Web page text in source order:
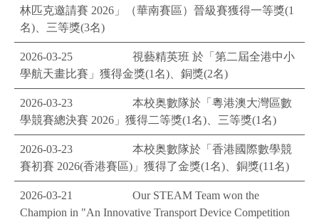
林匹克邀請賽 2026」（華南賽區）晉級賽獲得一等獎(1
名)、三等獎(3名)
2026-03-25
視藝精英班 於「第二屆全港中小
學航天畫比賽」獲得金獎(1名)、銅獎(2名)
2026-03-23
本校奥數隊於「粵港澳大灣區數
學競賽總決賽 2026」獲得二等獎(1名)、三等獎(1名)
2026-03-23
本校奥數隊於「香港國際數學競
賽初賽 2026(香港賽區)」獲得了金獎(1名)、銅獎(11名)
2026-03-21
Our STEAM Team won the
Champion in "An Innovative Transport Device Competition